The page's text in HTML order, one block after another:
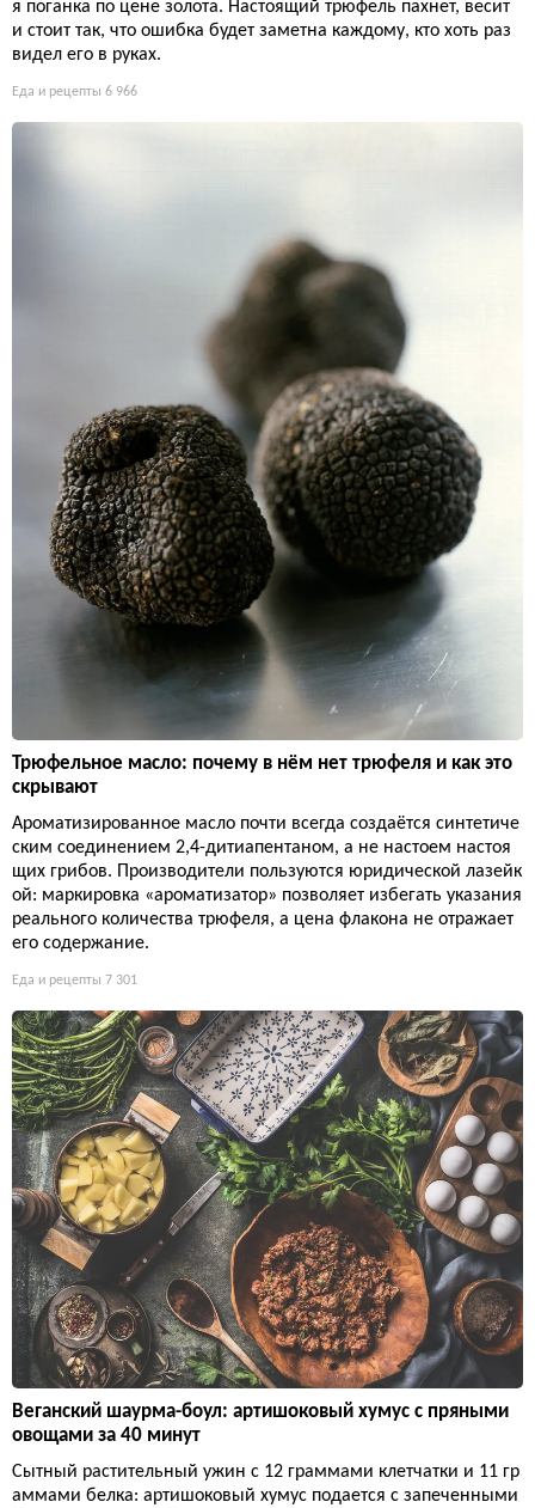
я поганка по цене золота. Настоящий трюфель пахнет, весит
и стоит так, что ошибка будет заметна каждому, кто хоть раз
видел его в руках.
Еда и рецепты 6 966
Трюфельное масло: почему в нём нет трюфеля и как это
скрывают
Ароматизированное масло почти всегда создаётся синтетиче
ским соединением 2,4-дитиапентаном, а не настоем настоя
щих грибов. Производители пользуются юридической лазейк
ой: маркировка «ароматизатор» позволяет избегать указания
реального количества трюфеля, а цена флакона не отражает
его содержание.
Еда и рецепты 7 301
Веганский шаурма-боул: артишоковый хумус с пряными
овощами за 40 минут
Сытный растительный ужин с 12 граммами клетчатки и 11 гр
аммами белка: артишоковый хумус подается с запеченными